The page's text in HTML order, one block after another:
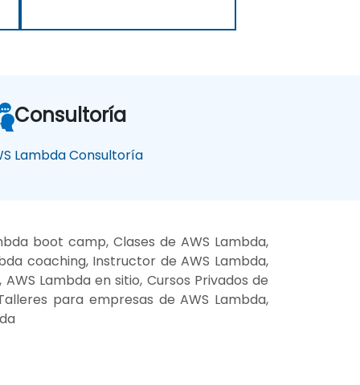
Consultoría
Lambda Consultoría
boot camp, Clases de AWS Lambda,
coaching, Instructor de AWS Lambda,
Lambda en sitio, Cursos Privados de
para empresas de AWS Lambda,